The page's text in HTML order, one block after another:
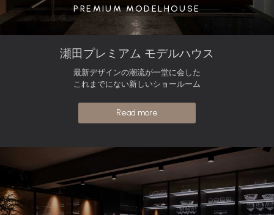
PREMIUM MODELHOUSE
瀬田プレミアム モデルハウス
最新デザインの潮流が一堂に会した
これまでにない新しいショールーム
Read more